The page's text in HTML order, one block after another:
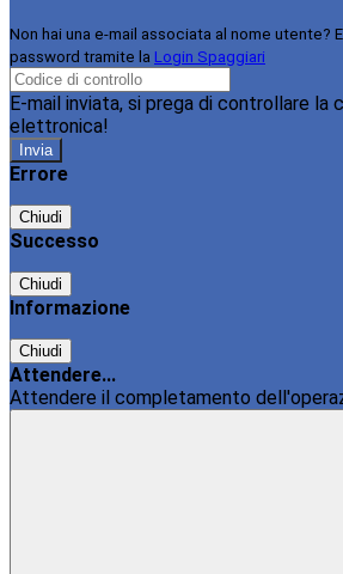
Non hai una e-mail associata al nome utente?
password tramite la Login Spaggiari
E-mail inviata, si prega di controllare la
elettronica!
Errore
Chiudi
Successo
Chiudi
Informazione
Chiudi
Attendere...
Attendere il completamento